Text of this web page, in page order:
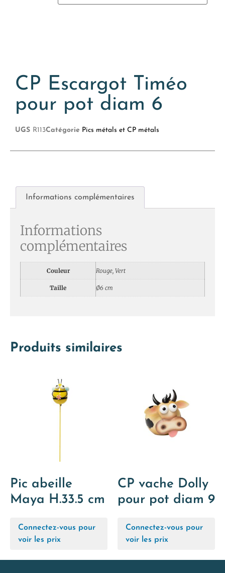
Produits similaires
Pic abeille
Maya H.33.5 cm
Connectez-vous pour
voir les prix
CP vache Dolly
pour pot diam 9
Connectez-vous pour
voir les prix
CP Escargot Timéo
pour pot diam 6
UGS R113Catégorie Pics métals et CP métals
Informations complémentaires
Informations
complémentaires
Couleur Rouge, Vert
Taille Ø6 cm